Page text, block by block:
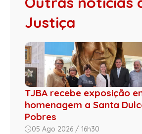
Justiça
TJBA recebe exposição
homenagem a Santa
Pobres
05 Ago 2026 / 16h30